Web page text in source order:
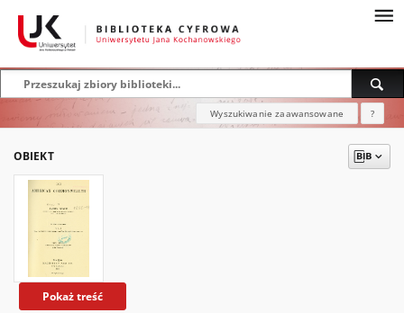
Wyszukiwanie zaawansowane ?
OBIEKT
Pokaż treść